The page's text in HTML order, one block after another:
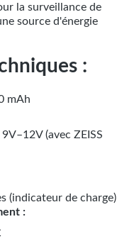
la surveillance de
source d'énergie
:
mAh
(avec ZEISS
(indicateur de charge)
: